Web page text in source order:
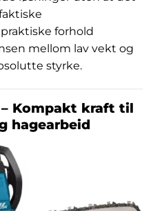
forhold
mellom lav vekt og
styrke.
– Kompakt kraft til
hagearbeid